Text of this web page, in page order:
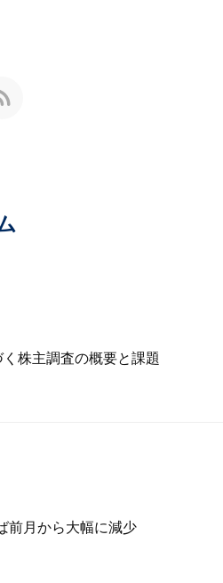
株主調査の概要と課題
前月から大幅に減少